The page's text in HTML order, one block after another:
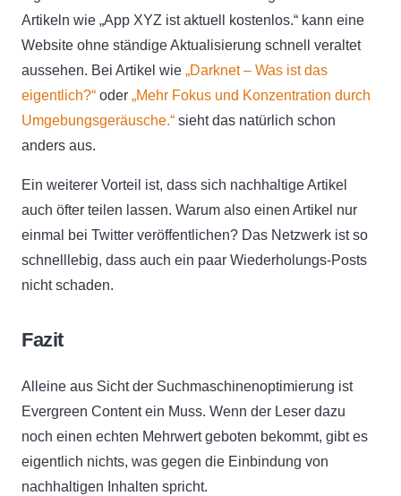
Artikeln wie „App XYZ ist aktuell kostenlos.“ kann eine
Website ohne ständige Aktualisierung schnell veraltet
aussehen. Bei Artikel wie „Darknet – Was ist das
eigentlich?“ oder „Mehr Fokus und Konzentration durch
Umgebungsgeräusche.“ sieht das natürlich schon
anders aus.
Ein weiterer Vorteil ist, dass sich nachhaltige Artikel
auch öfter teilen lassen. Warum also einen Artikel nur
einmal bei Twitter veröffentlichen? Das Netzwerk ist so
schnelllebig, dass auch ein paar Wiederholungs-Posts
nicht schaden.
Fazit
Alleine aus Sicht der Suchmaschinenoptimierung ist
Evergreen Content ein Muss. Wenn der Leser dazu
noch einen echten Mehrwert geboten bekommt, gibt es
eigentlich nichts, was gegen die Einbindung von
nachhaltigen Inhalten spricht.